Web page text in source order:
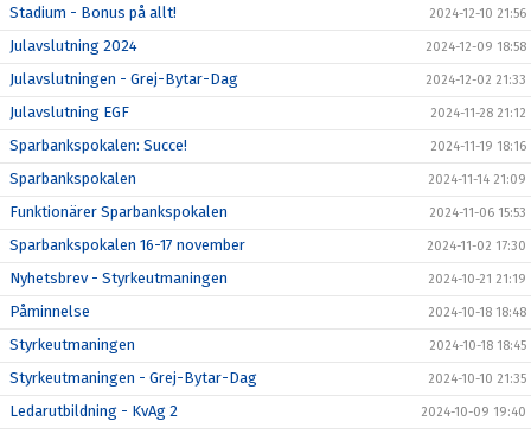
Stadium - Bonus på allt! 2024-12-10 21:56
Julavslutning 2024 2024-12-09 18:58
Julavslutningen - Grej-Bytar-Dag 2024-12-02 21:33
Julavslutning EGF 2024-11-28 21:12
Sparbankspokalen: Succe! 2024-11-19 18:16
Sparbankspokalen 2024-11-14 21:09
Funktionärer Sparbankspokalen 2024-11-06 15:53
Sparbankspokalen 16-17 november 2024-11-02 17:30
Nyhetsbrev - Styrkeutmaningen 2024-10-21 21:19
Påminnelse 2024-10-18 18:48
Styrkeutmaningen 2024-10-18 18:45
Styrkeutmaningen - Grej-Bytar-Dag 2024-10-10 21:35
Ledarutbildning - KvAg 2 2024-10-09 19:40